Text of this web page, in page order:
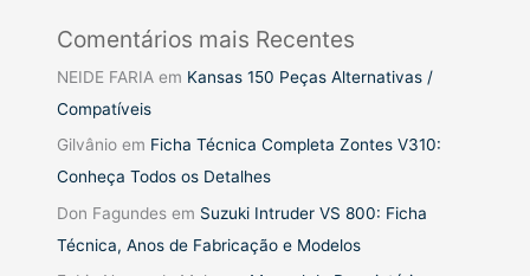
Comentários mais Recentes
NEIDE FARIA em Kansas 150 Peças Alternativas /
Compatíveis
Gilvânio em Ficha Técnica Completa Zontes V310:
Conheça Todos os Detalhes
Don Fagundes em Suzuki Intruder VS 800: Ficha
Técnica, Anos de Fabricação e Modelos